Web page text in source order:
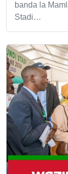
banda la
Stadi…